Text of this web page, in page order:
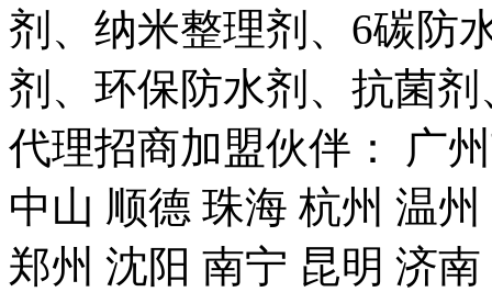
剂、纳米整理剂、6碳防
剂、环保防水剂、抗菌
代理招商加盟伙伴： 广
中山 顺德 珠海 杭州 温
郑州 沈阳 南宁 昆明 济